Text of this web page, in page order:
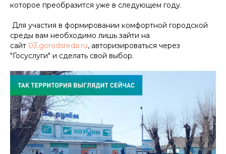
которое преобразится уже в следующем году.
Для участия в формировании комфортной городской
среды вам необходимо лишь зайти на
сайт 03.gorodsreda.ru, авторизироваться через
"Госуслуги" и сделать свой выбор.